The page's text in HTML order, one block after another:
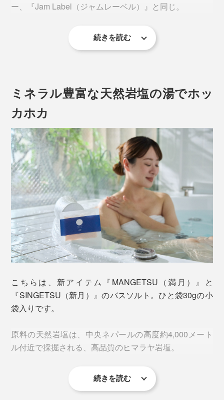
写真手前は「ギフトボックス小」、奥は「ギフトボックス大」
そもそも香りといえば、どうしても「女性向け」「香り
が強い、洗った後も残る」「人工的」というイメージが
ありました。
『MANGETSU（満月）』『SINGETSU（新月）』は、
違います。
香りの成分は、すべて天然のオイル。だから、自然に触
れた時のような、心地よさ。ほのかな香りで、洗った後
男女を問わず、強い香りが苦手な人も、「心地よさ」を
ー、『Jam Label（ジャムレーベル）』と同じ。
それぞれのアロマオイルをブレンドした、『Jam
Label』の香りつきタイプと言えます。
『Jam Label』同様に、『MANGETSU（満月）』
『SINGETSU（新月）』も、このシャンプーを泡立てて
髪を洗ったら、そのままの泡で、顔も体も洗えるので
続きを読む
ミネラル豊富な天然岩塩の湯でホッ
カホカ
こちらは、新アイテム『MANGETSU（満月）』と
『SINGETSU（新月）』のバスソルト。ひと袋30gの小
袋入りです。
原料の天然岩塩は、中央ネパールの高度約4,000メート
ル付近で採掘される、高品質のヒマラヤ岩塩。
世界最高峰で採掘されるミネラル豊富な岩塩は、インド
続きを読む